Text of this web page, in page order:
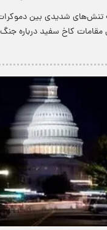
تنش‌های شدیدی بین
مقامات کاخ سفید درباره